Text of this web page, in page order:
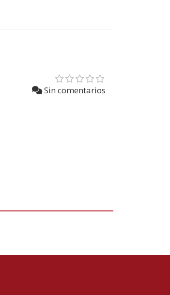
Sin comentarios